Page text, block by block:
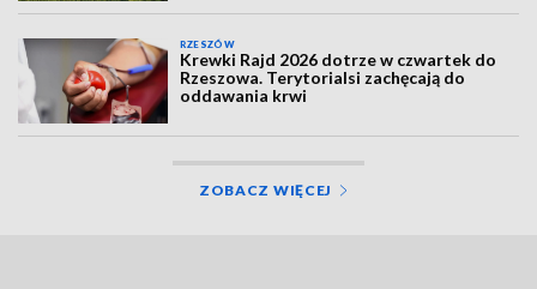
RZESZÓW
Krewki Rajd 2026 dotrze w czwartek do
Rzeszowa. Terytorialsi zachęcają do
oddawania krwi
ZOBACZ WIĘCEJ